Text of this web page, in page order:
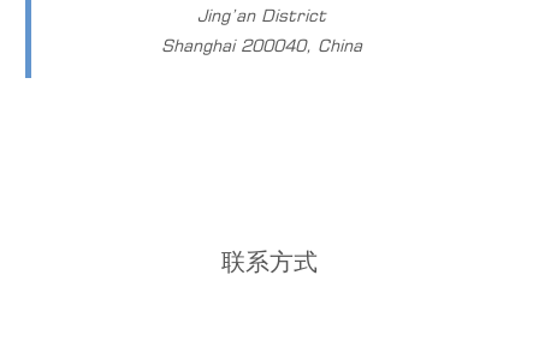
Jing’an District
Shanghai 200040, China
联系方式